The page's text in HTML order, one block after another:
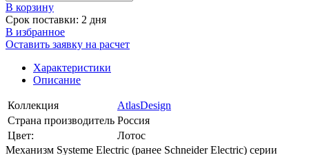
В корзинy
Срок поставки: 2 дня
В избранное
Оставить заявку на расчет
Характеристики
Описание
Коллекция
AtlasDesign
Страна производитель Россия
Цвет:
Лотос
Механизм Systeme Electric (ранее Schneider Electric) серии